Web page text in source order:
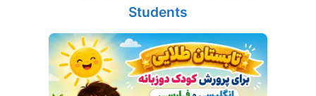
Students